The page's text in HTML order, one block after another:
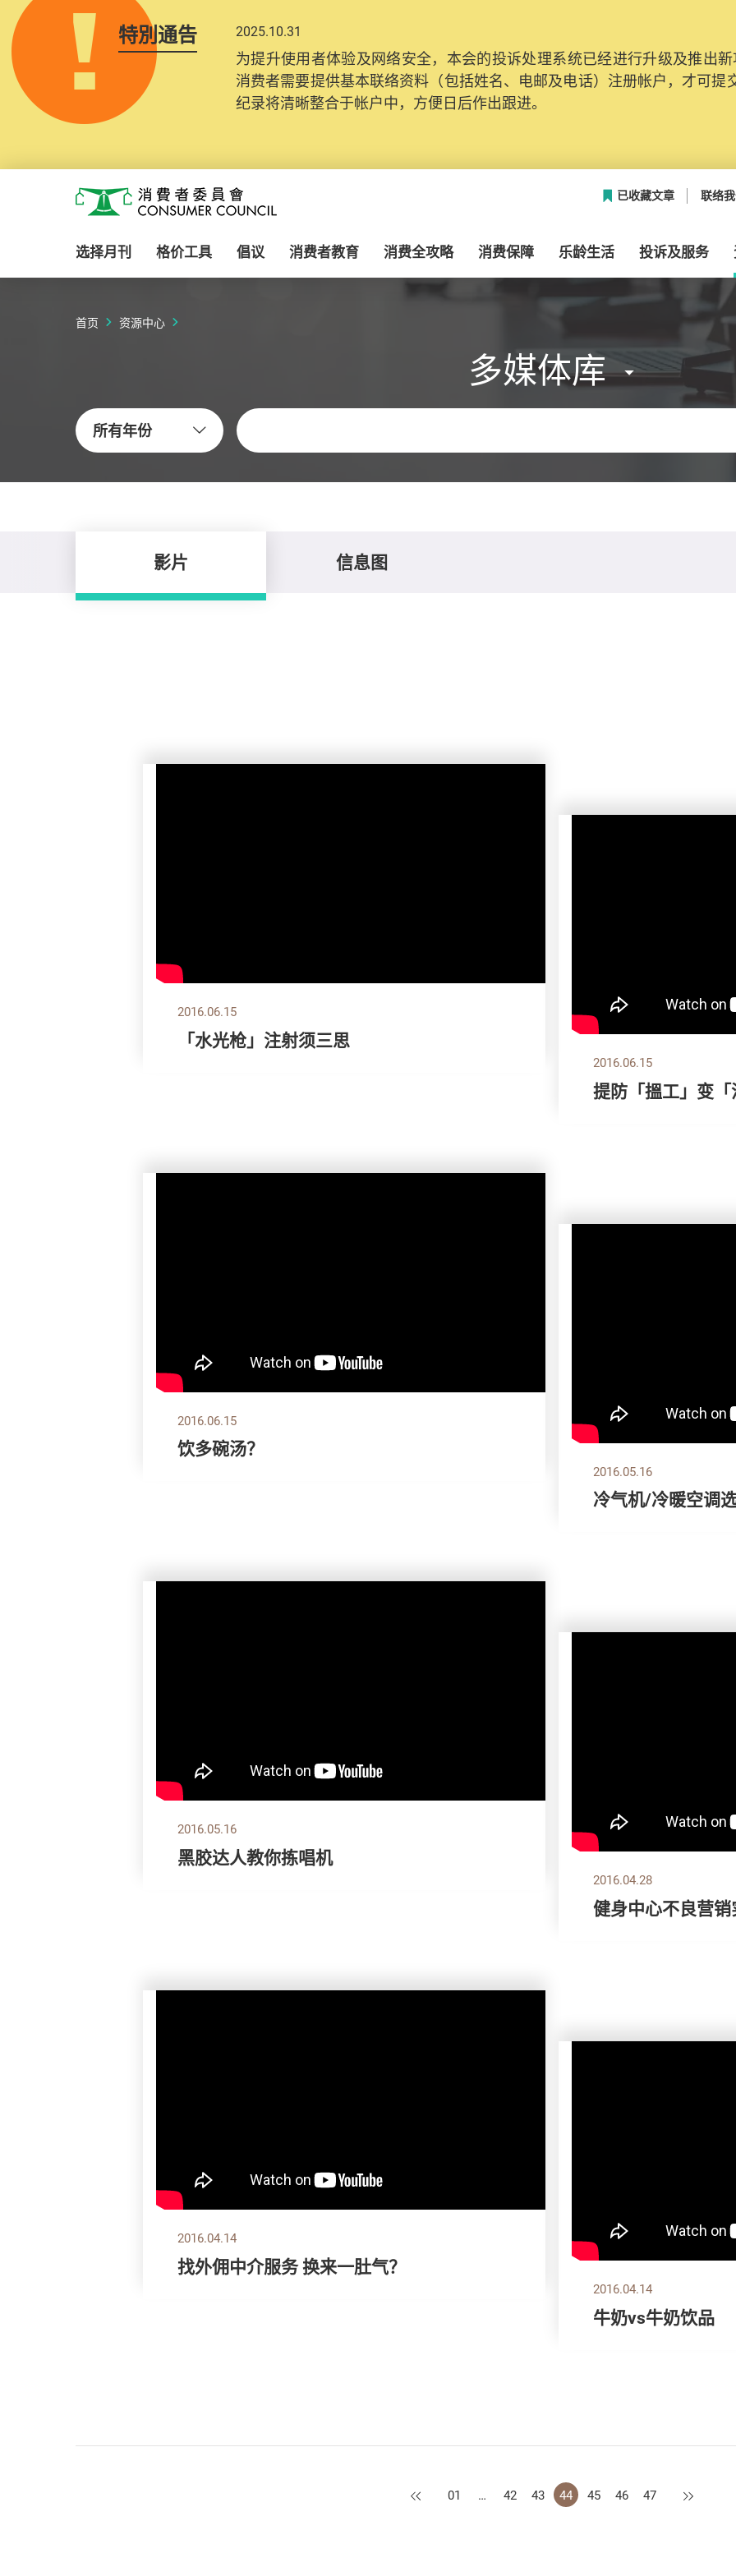
特別通告 2025.10.31
为提升使用者体验及网络安全，本会的投诉处理系统已经进行升级及推出
消费者需要提供基本联络资料（包括姓名、电邮及电话）注册帐户，才可提
纪录将清晰整合于帐户中，方便日后作出跟进。
消费者委员会
已收藏文章 联络
选择月刊 格价工具 倡议 消费者教育 消费全攻略 消费保障 乐龄生活 投诉及服务
首页 资源中心
多媒体库
所有年份
关键字
影片 信息图
2016.06.15
「水光枪」注射须三思
2016.06.15
提防「搵工」变
2016.06.15
饮多碗汤？
2016.05.16
冷气机/冷暖空调
2016.05.16
黑胶达人教你拣唱机
2016.04.28
健身中心不良营销
2016.04.14
找外佣中介服务 换来一肚气？
2016.04.14
牛奶vs牛奶饮品
上一页
01 … 42 43 44 45 46 47 下一页